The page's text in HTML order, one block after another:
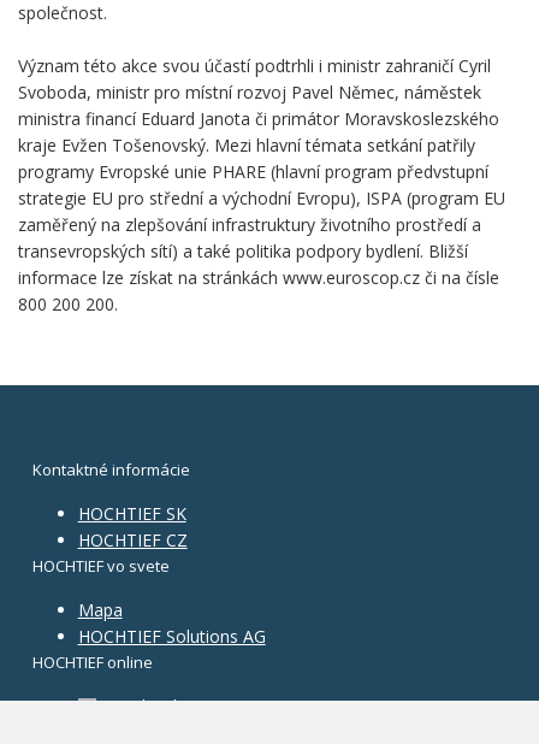
společnost.
Význam této akce svou účastí podtrhli i ministr zahraničí Cyril
Svoboda, ministr pro místní rozvoj Pavel Němec, náměstek
ministra financí Eduard Janota či primátor Moravskoslezského
kraje Evžen Tošenovský. Mezi hlavní témata setkání patřily
programy Evropské unie PHARE (hlavní program předvstupní
strategie EU pro střední a východní Evropu), ISPA (program EU
zaměřený na zlepšování infrastruktury životního prostředí a
transevropských sítí) a také politika podpory bydlení. Bližší
informace lze získat na stránkách www.euroscop.cz či na čísle
800 200 200.
Kontaktné informácie
HOCHTIEF SK
HOCHTIEF CZ
HOCHTIEF vo svete
Mapa
HOCHTIEF Solutions AG
HOCHTIEF online
Facebook